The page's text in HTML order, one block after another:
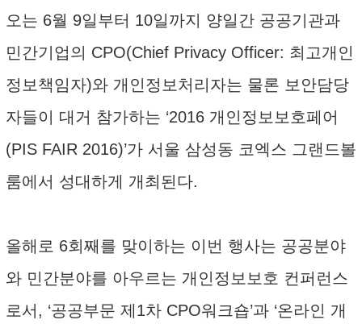
오는 6월 9일부터 10일까지 양일간 공공기관과
민간기업의 CPO(Chief Privacy Officer: 최고개인
정보책임자)와 개인정보처리자는 물론 보안담당
자들이 대거 참가하는 ‘2016 개인정보보호페어
(PIS FAIR 2016)’가 서울 삼성동 코엑스 그랜드볼
룸에서 성대하게 개최된다.
올해로 6회째를 맞이하는 이번 행사는 공공분야
와 민간분야를 아우르는 개인정보보호 컨퍼런스
로서, ‘공공부문 제1차 CPO워크숍’과 ‘온라인 개